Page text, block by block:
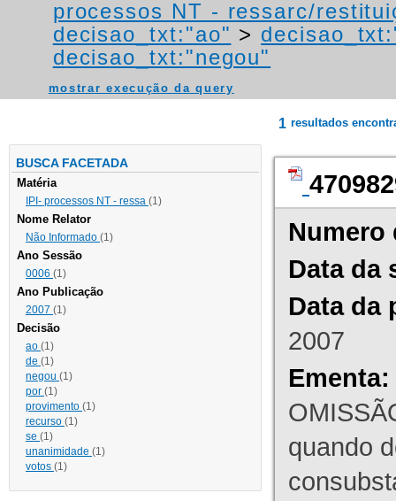
processos NT - ressarc/
decisao_txt:"ao" >
decisao_txt:"negou"
mostrar execução da query
BUSCA FACETADA
Matéria
IPI- processos NT - ressa (1)
Nome Relator
Não Informado (1)
Ano Sessão
0006 (1)
Ano Publicação
2007 (1)
Decisão
ao (1)
de (1)
negou (1)
por (1)
provimento (1)
recurso (1)
se (1)
unanimidade (1)
votos (1)
1 resultados
Numero
Data da
Data da
2007
Ementa:
quando